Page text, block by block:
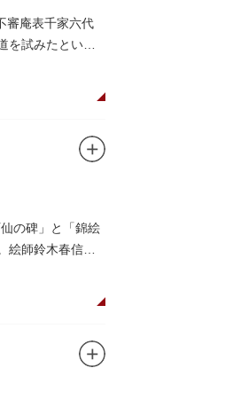
審庵表千家六代
試みたといわ
の碑」と「錦絵
師鈴木春信は